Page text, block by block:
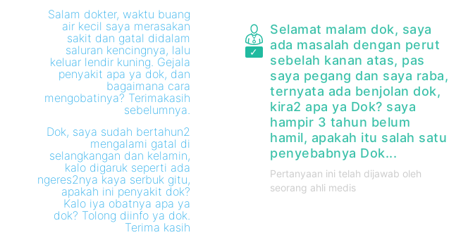
Salam dokter, waktu buang
air kecil saya merasakan
sakit dan gatal didalam
saluran kencingnya, lalu
keluar lendir kuning. Gejala
penyakit apa ya dok, dan
bagaimana cara
mengobatinya? Terimakasih
sebelumnya.
Dok, saya sudah bertahun2
mengalami gatal di
selangkangan dan kelamin,
kalo digaruk seperti ada
ngeres2nya kaya serbuk gitu,
apakah ini penyakit dok?
Kalo iya obatnya apa ya
dok? Tolong diinfo ya dok.
Terima kasih
Selamat malam dok, saya
ada masalah dengan perut
sebelah kanan atas, pas
saya pegang dan saya raba,
ternyata ada benjolan dok,
kira2 apa ya Dok? saya
hampir 3 tahun belum
hamil, apakah itu salah satu
penyebabnya Dok...
Pertanyaan ini telah dijawab oleh
seorang ahli medis